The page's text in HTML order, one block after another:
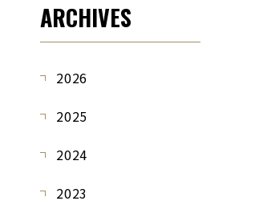
ARCHIVES
2026
2025
2024
2023